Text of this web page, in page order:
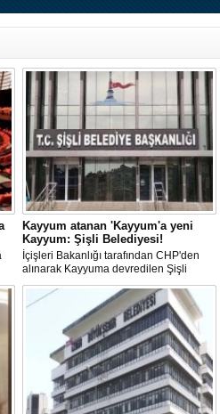
Kayyum atanan 'Kayyum'a yeni
Kayyum: Şişli Belediyesi!
İçişleri Bakanlığı tarafından CHP'den
alınarak Kayyuma devredilen Şişli
Belediyesinde bir hafta içinde 2. kez
Kayyum değişti.